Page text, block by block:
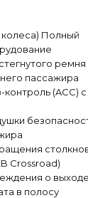
Полный
пассажира
контроль (ACC)
Crossroad)
о
в полосу